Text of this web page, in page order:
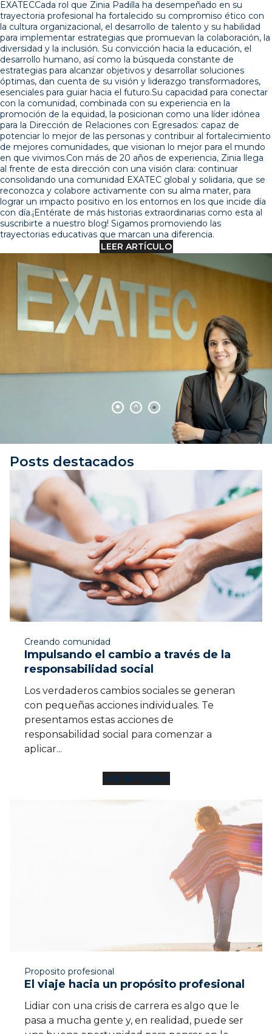
EXATECCada rol que Zinia Padilla ha desempeñado en su
trayectoria profesional ha fortalecido su compromiso ético con
la cultura organizacional, el desarrollo de talento y su habilidad
para implementar estrategias que promuevan la colaboración, la
diversidad y la inclusión. Su convicción hacia la educación, el
desarrollo humano, así como la búsqueda constante de
estrategias para alcanzar objetivos y desarrollar soluciones
óptimas, dan cuenta de su visión y liderazgo transformadores,
esenciales para guiar hacia el futuro.Su capacidad para conectar
con la comunidad, combinada con su experiencia en la
promoción de la equidad, la posicionan como una líder idónea
para la Dirección de Relaciones con Egresados: capaz de
potenciar lo mejor de las personas y contribuir al fortalecimiento
de mejores comunidades, que visionan lo mejor para el mundo
en que vivimos.Con más de 20 años de experiencia, Zinia llega
al frente de esta dirección con una visión clara: continuar
consolidando una comunidad EXATEC global y solidaria, que se
reconozca y colabore activamente con su alma mater, para
lograr un impacto positivo en los entornos en los que incide día
con día.¡Entérate de más historias extraordinarias como esta al
suscribirte a nuestro blog! Sigamos promoviendo las
trayectorias educativas que marcan una diferencia.
LEER ARTÍCULO
Posts destacados
Creando comunidad
Impulsando el cambio a través de la
responsabilidad social
Los verdaderos cambios sociales se generan
con pequeñas acciones individuales. Te
presentamos estas acciones de
responsabilidad social para comenzar a
aplicar...
LEE ARTÍCULO
Proposito profesional
El viaje hacia un propósito profesional
Lidiar con una crisis de carrera es algo que le
pasa a mucha gente y, en realidad, puede ser